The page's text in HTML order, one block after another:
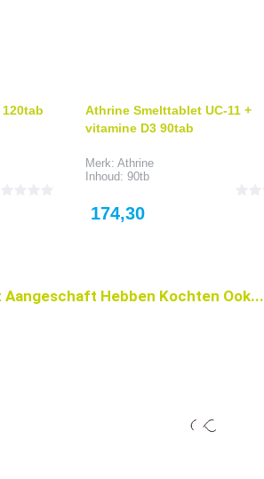
Athrine Smelttablet UC-11 +
vitamine D3 90tab
Merk: Athrine
Inhoud: 90tb
Prijs
174,30
Hebben Kochten Ook...